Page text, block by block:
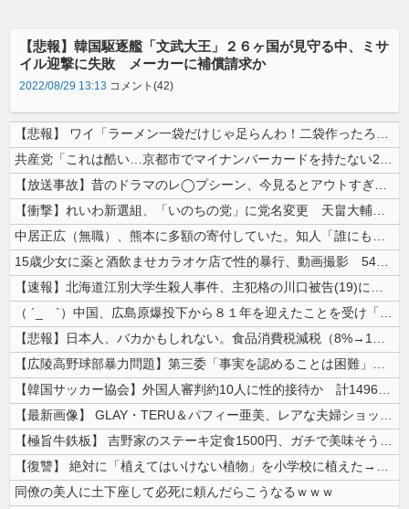
【悲報】韓国駆逐艦「文武大王」２６ヶ国が見守る中、ミサ
イル迎撃に失敗 メーカーに補償請求か
2022/08/29 13:13 コメント(42)
【悲報】 ワイ「ラーメン一袋だけじゃ足らんわ！二袋作ったろ！」→結果ｗ...
共産党「これは酷い…京都市でマイナンバーカードを持たない29万人がポイ...
【放送事故】昔のドラマのレ◯プシーン、今見るとアウトすぎる・・・
【衝撃】れいわ新選組、「いのちの党」に党名変更 天畠大輔氏が共同代表へ
中居正広（無職）、熊本に多額の寄付していた。知人「誰にも知られなくても...
15歳少女に薬と酒飲ませカラオケ店で性的暴行、動画撮影 54歳無職を再...
【速報】北海道江別大学生殺人事件、主犯格の川口被告(19)に無期懲役の...
（ ´_ゝ`）中国、広島原爆投下から８１年を迎えたことを受け「日本は原...
【悲報】日本人、バカかもしれない。食品消費税減税（8%→1%）に93....
【広陵高野球部暴力問題】第三委「事実を認めることは困難」元部員「SNS...
【韓国サッカー協会】外国人審判約10人に性的接待か 計1496回、約2...
【最新画像】 GLAY・TERU＆パフィー亜美、レアな夫婦ショットを公...
【極旨牛鉄板】 吉野家のステーキ定食1500円、ガチで美味そうｗｗｗ
【復讐】 絶対に「植えてはいけない植物」を小学校に植えた→20年経って...
同僚の美人に土下座して必死に頼んだらこうなるｗｗｗ